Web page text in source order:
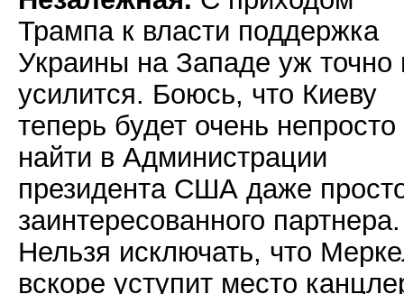
Трампа к власти поддержка
Украины на Западе уж точно
усилится. Боюсь, что Киеву
теперь будет очень непросто
найти в Администрации
президента США даже
заинтересованного партнера.
Нельзя исключать, что
вскоре уступит место